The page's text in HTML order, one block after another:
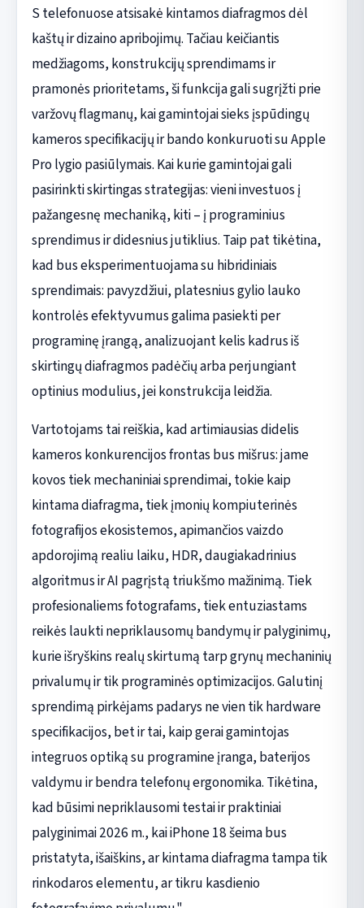
S telefonuose atsisakė kintamos diafragmos dėl
kaštų ir dizaino apribojimų. Tačiau keičiantis
medžiagoms, konstrukcijų sprendimams ir
pramonės prioritetams, ši funkcija gali sugrįžti prie
varžovų flagmanų, kai gamintojai sieks įspūdingų
kameros specifikacijų ir bando konkuruoti su Apple
Pro lygio pasiūlymais. Kai kurie gamintojai gali
pasirinkti skirtingas strategijas: vieni investuos į
pažangesnę mechaniką, kiti – į programinius
sprendimus ir didesnius jutiklius. Taip pat tikėtina,
kad bus eksperimentuojama su hibridiniais
sprendimais: pavyzdžiui, platesnius gylio lauko
kontrolės efektyvumus galima pasiekti per
programinę įrangą, analizuojant kelis kadrus iš
skirtingų diafragmos padėčių arba perjungiant
optinius modulius, jei konstrukcija leidžia.
Vartotojams tai reiškia, kad artimiausias didelis
kameros konkurencijos frontas bus mišrus: jame
kovos tiek mechaniniai sprendimai, tokie kaip
kintama diafragma, tiek įmonių kompiuterinės
fotografijos ekosistemos, apimančios vaizdo
apdorojimą realiu laiku, HDR, daugiakadrinius
algoritmus ir AI pagrįstą triukšmo mažinimą. Tiek
profesionaliems fotografams, tiek entuziastams
reikės laukti nepriklausomų bandymų ir palyginimų,
kurie išryškins realų skirtumą tarp grynų mechaninių
privalumų ir tik programinės optimizacijos. Galutinį
sprendimą pirkėjams padarys ne vien tik hardware
specifikacijos, bet ir tai, kaip gerai gamintojas
integruos optiką su programine įranga, baterijos
valdymu ir bendra telefonų ergonomika. Tikėtina,
kad būsimi nepriklausomi testai ir praktiniai
palyginimai 2026 m., kai iPhone 18 šeima bus
pristatyta, išaiškins, ar kintama diafragma tampa tik
rinkodaros elementu, ar tikru kasdienio